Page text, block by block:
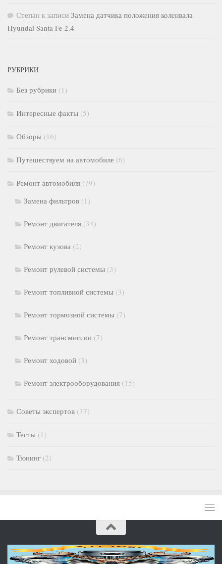
Степан к записи Замена датчика положения коленвала
Hyundai Santa Fe 2.4
РУБРИКИ
Без рубрики (1)
Интересные факты (5)
Обзоры (16)
Путешествуем на автомобиле (6)
Ремонт автомобиля (79)
Замена фильтров (1)
Ремонт двигателя (34)
Ремонт кузова (2)
Ремонт рулевой системы (3)
Ремонт топливной системы (3)
Ремонт тормозной системы (7)
Ремонт трансмиссии (7)
Ремонт ходовой (3)
Ремонт электрооборудования (15)
Советы экспертов (37)
Тесты (1)
Тюнинг (2)